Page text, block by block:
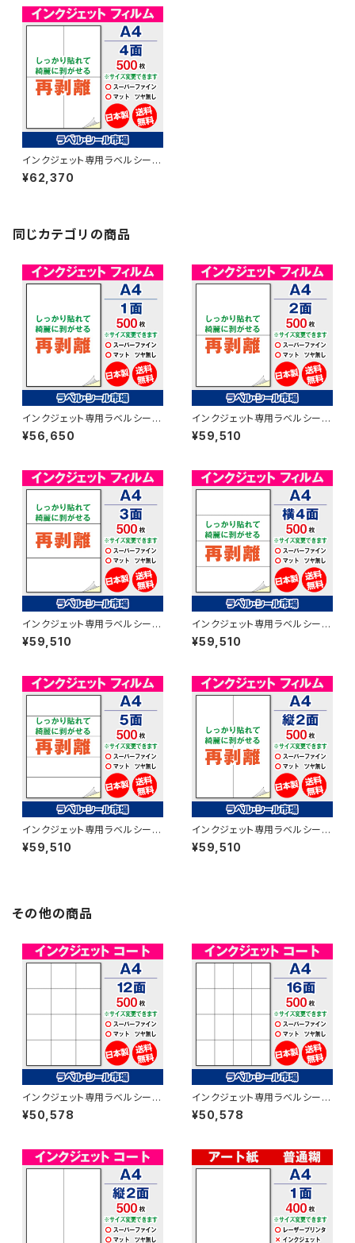
インクジェット専用ラベルシール
フィルム再剥離 A4-4面 500枚
スーパーファイン T2Y2iDrs
¥62,370
同じカテゴリの商品
インクジェット専用ラベルシール
フィルム再剥離 A4-カット無し 5
00枚 スーパーファイン T1Y1iD
¥56,650
インクジェット専用ラベルシール
フィルム再剥離 A4-2面 500枚
スーパーファイン T1Y2iDrs【日
¥59,510
インクジェット専用ラベルシール
フィルム再剥離 A4-3面 500枚
スーパーファイン T1Y3iDrs【日
¥59,510
インクジェット専用ラベルシール
フィルム再剥離 A4-横4面 500
枚 スーパーファイン T1Y4iDrs
¥59,510
インクジェット専用ラベルシール
フィルム再剥離 A4-5面 500枚
スーパーファイン T1Y5iDrs【日
¥59,510
インクジェット専用ラベルシール
フィルム再剥離 A4-縦2面 500
枚 スーパーファイン T2Y1iDrs
¥59,510
その他の商品
インクジェット専用ラベルシール
マットコートA4-12面 500枚 ス
ーパーファイン T3Y4iA
¥50,578
インクジェット専用ラベルシール
マットコートA4-16面 500枚 ス
ーパーファイン T4Y4iA
¥50,578